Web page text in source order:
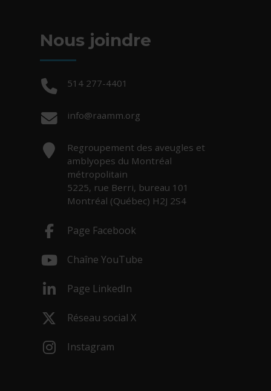
Nous joindre
Téléphone :
514 277-4401
Courriel :
info@raamm.org
Adresse :
Regroupement des aveugles et
amblyopes du Montréal
métropolitain
5225, rue Berri, bureau 101
Montréal (Québec) H2J 2S4
Page Facebook
Chaîne YouTube
Page LinkedIn
Réseau social X
Instagram